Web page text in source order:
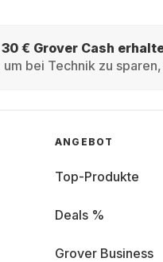
€ Grover Cash
bei Technik zu
ANGEBOT
Top-Produkte
Deals %
Grover Business